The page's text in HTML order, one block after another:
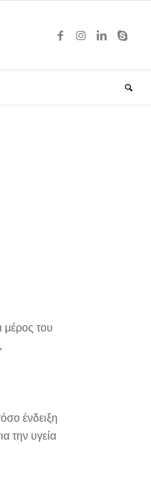
μέρος του
ένδειξη
την υγεία